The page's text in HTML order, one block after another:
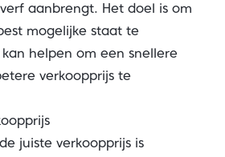
aanbrengt. Het doel is om
mogelijke staat te
helpen om een snellere
verkoopprijs te
juiste verkoopprijs is